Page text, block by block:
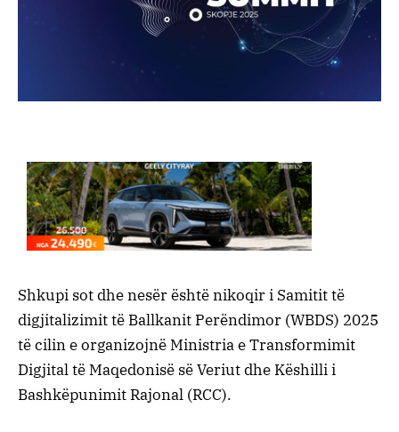
Shkupi sot dhe nesër është nikoqir i Samitit të
digjitalizimit të Ballkanit Perëndimor (WBDS) 2025
të cilin e organizojnë Ministria e Transformimit
Digjital të Maqedonisë së Veriut dhe Këshilli i
Bashkëpunimit Rajonal (RCC).